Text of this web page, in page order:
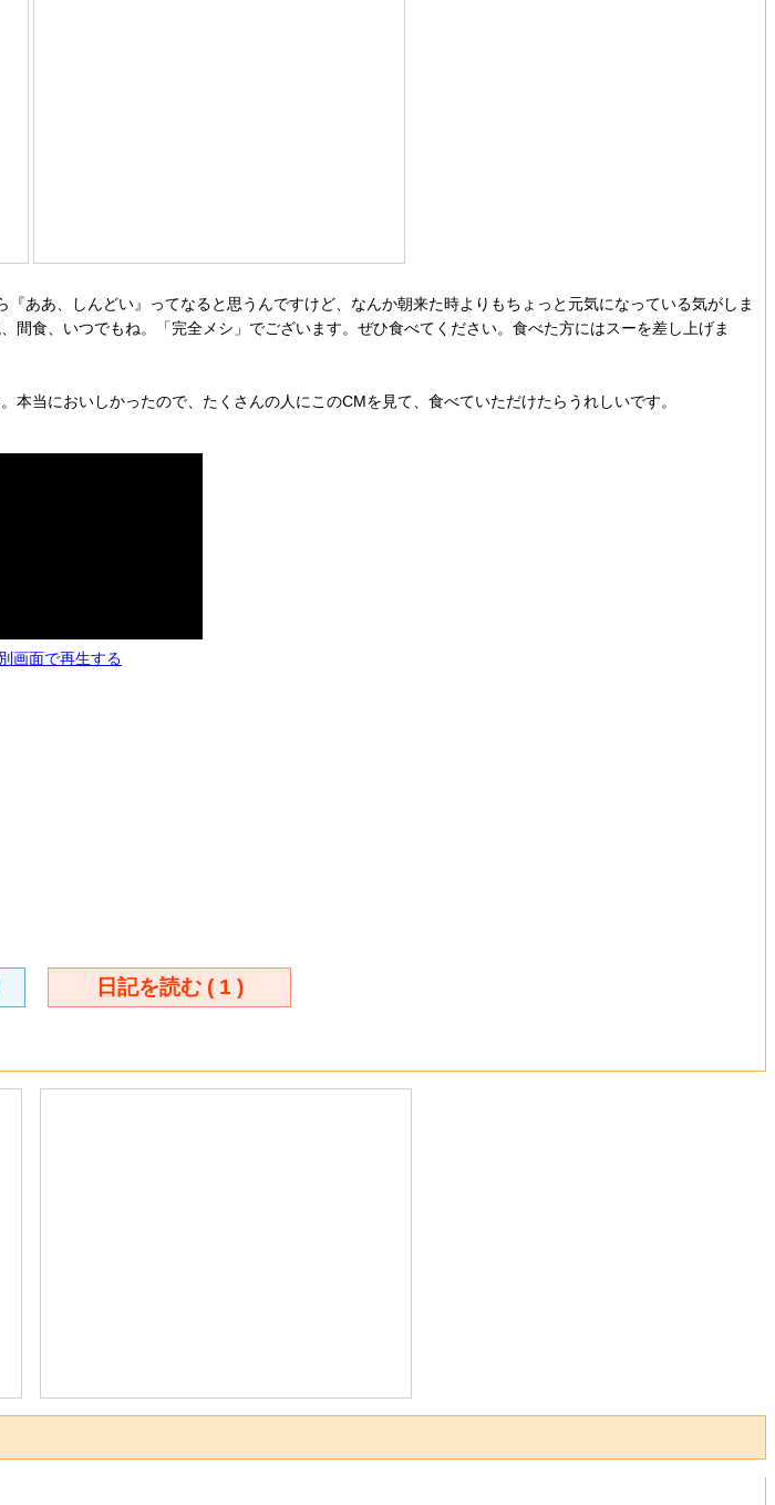
ああ、しんどい』ってなると思うんですけど、なんか朝来た時よりもちょっと元気になっている気がしま
食、いつでもね。「完全メシ」でございます。ぜひ食べてください。食べた方にはスーを差し上げま
当においしかったので、たくさんの人にこのCMを見て、食べていただけたらうれしいです。
画面で再生する
日記を読む ( 1 )